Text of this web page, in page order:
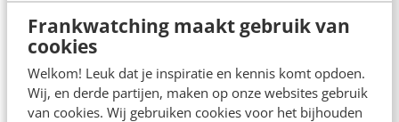
Frankwatching maakt gebruik van
cookies
Welkom! Leuk dat je inspiratie en kennis komt opdoen.
Wij, en derde partijen, maken op onze websites gebruik
van cookies. Wij gebruiken cookies voor het bijhouden
Lees 4 reacties